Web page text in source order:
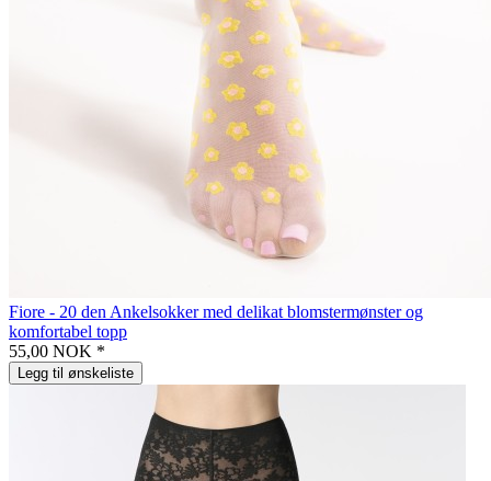
Fiore - 20 den Ankelsokker med delikat blomstermønster og
komfortabel topp
55,00 NOK *
Legg til ønskeliste